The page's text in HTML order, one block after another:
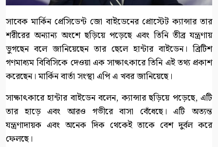
সাবেক মার্কিন প্রেসিডেন্ট জো বাইডেনের প্রোস্টেট ক্যান্সার তার
শরীরের অন্যান্য অংশে ছড়িয়ে পড়েছে এবং তিনি তীব্র যন্ত্রণায়
ভুগছেন বলে জানিয়েছেন তার ছেলে হান্টার বাইডেন। ব্রিটিশ
গণমাধ্যম বিবিসিকে দেওয়া এক সাক্ষাৎকারে তিনি এই তথ্য প্রকাশ
করেছেন। মার্কিন বার্তা সংস্থা এপি এ খবর জানিয়েছে।
সাক্ষাৎকারে হান্টার বাইডেন বলেন, ক্যান্সার ছড়িয়ে পড়েছে, এটি
তার হাড়ে এবং আরও গভীরে বাসা বেঁধেছে। এটি অত্যন্ত
যন্ত্রণাদায়ক এবং অনেক দিক থেকেই তাকে বেশ দুর্বল করে
ফেলছে।